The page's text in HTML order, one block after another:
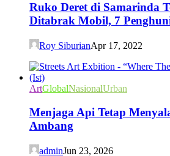
Ruko Deret di Samarinda
Ditabrak Mobil, 7
Roy SiburianApr 17, 2022
ArtGlobalNasionalUrban
Menjaga Api Tetap
Ambang
adminJun 23, 2026